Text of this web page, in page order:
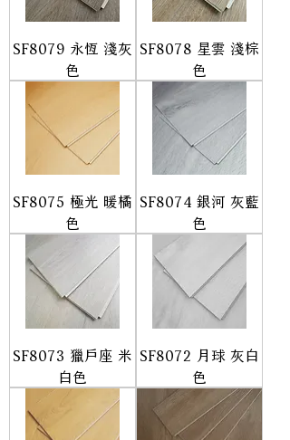
SF8079 永恆 淺灰
色
SF8078 星雲 淺棕
色
SF8075 極光 暖橘
色
SF8074 銀河 灰藍
色
SF8073 獵戶座 米
白色
SF8072 月球 灰白
色